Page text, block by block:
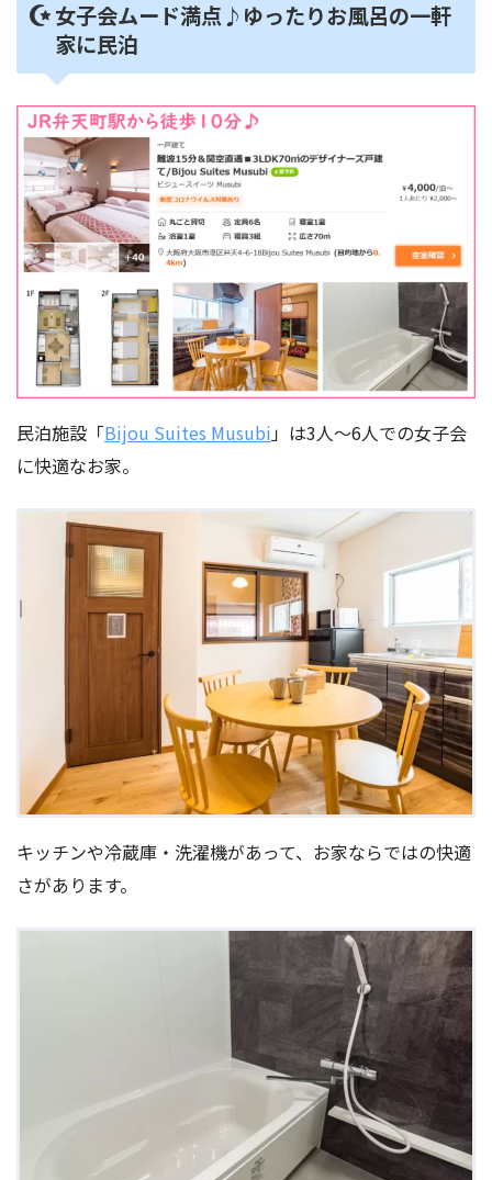
女子会ムード満点♪ゆったりお風呂の一軒
家に民泊
民泊施設「Bijou Suites Musubi」は3人～6人での女子会
に快適なお家。
キッチンや冷蔵庫・洗濯機があって、お家ならではの快適
さがあります。